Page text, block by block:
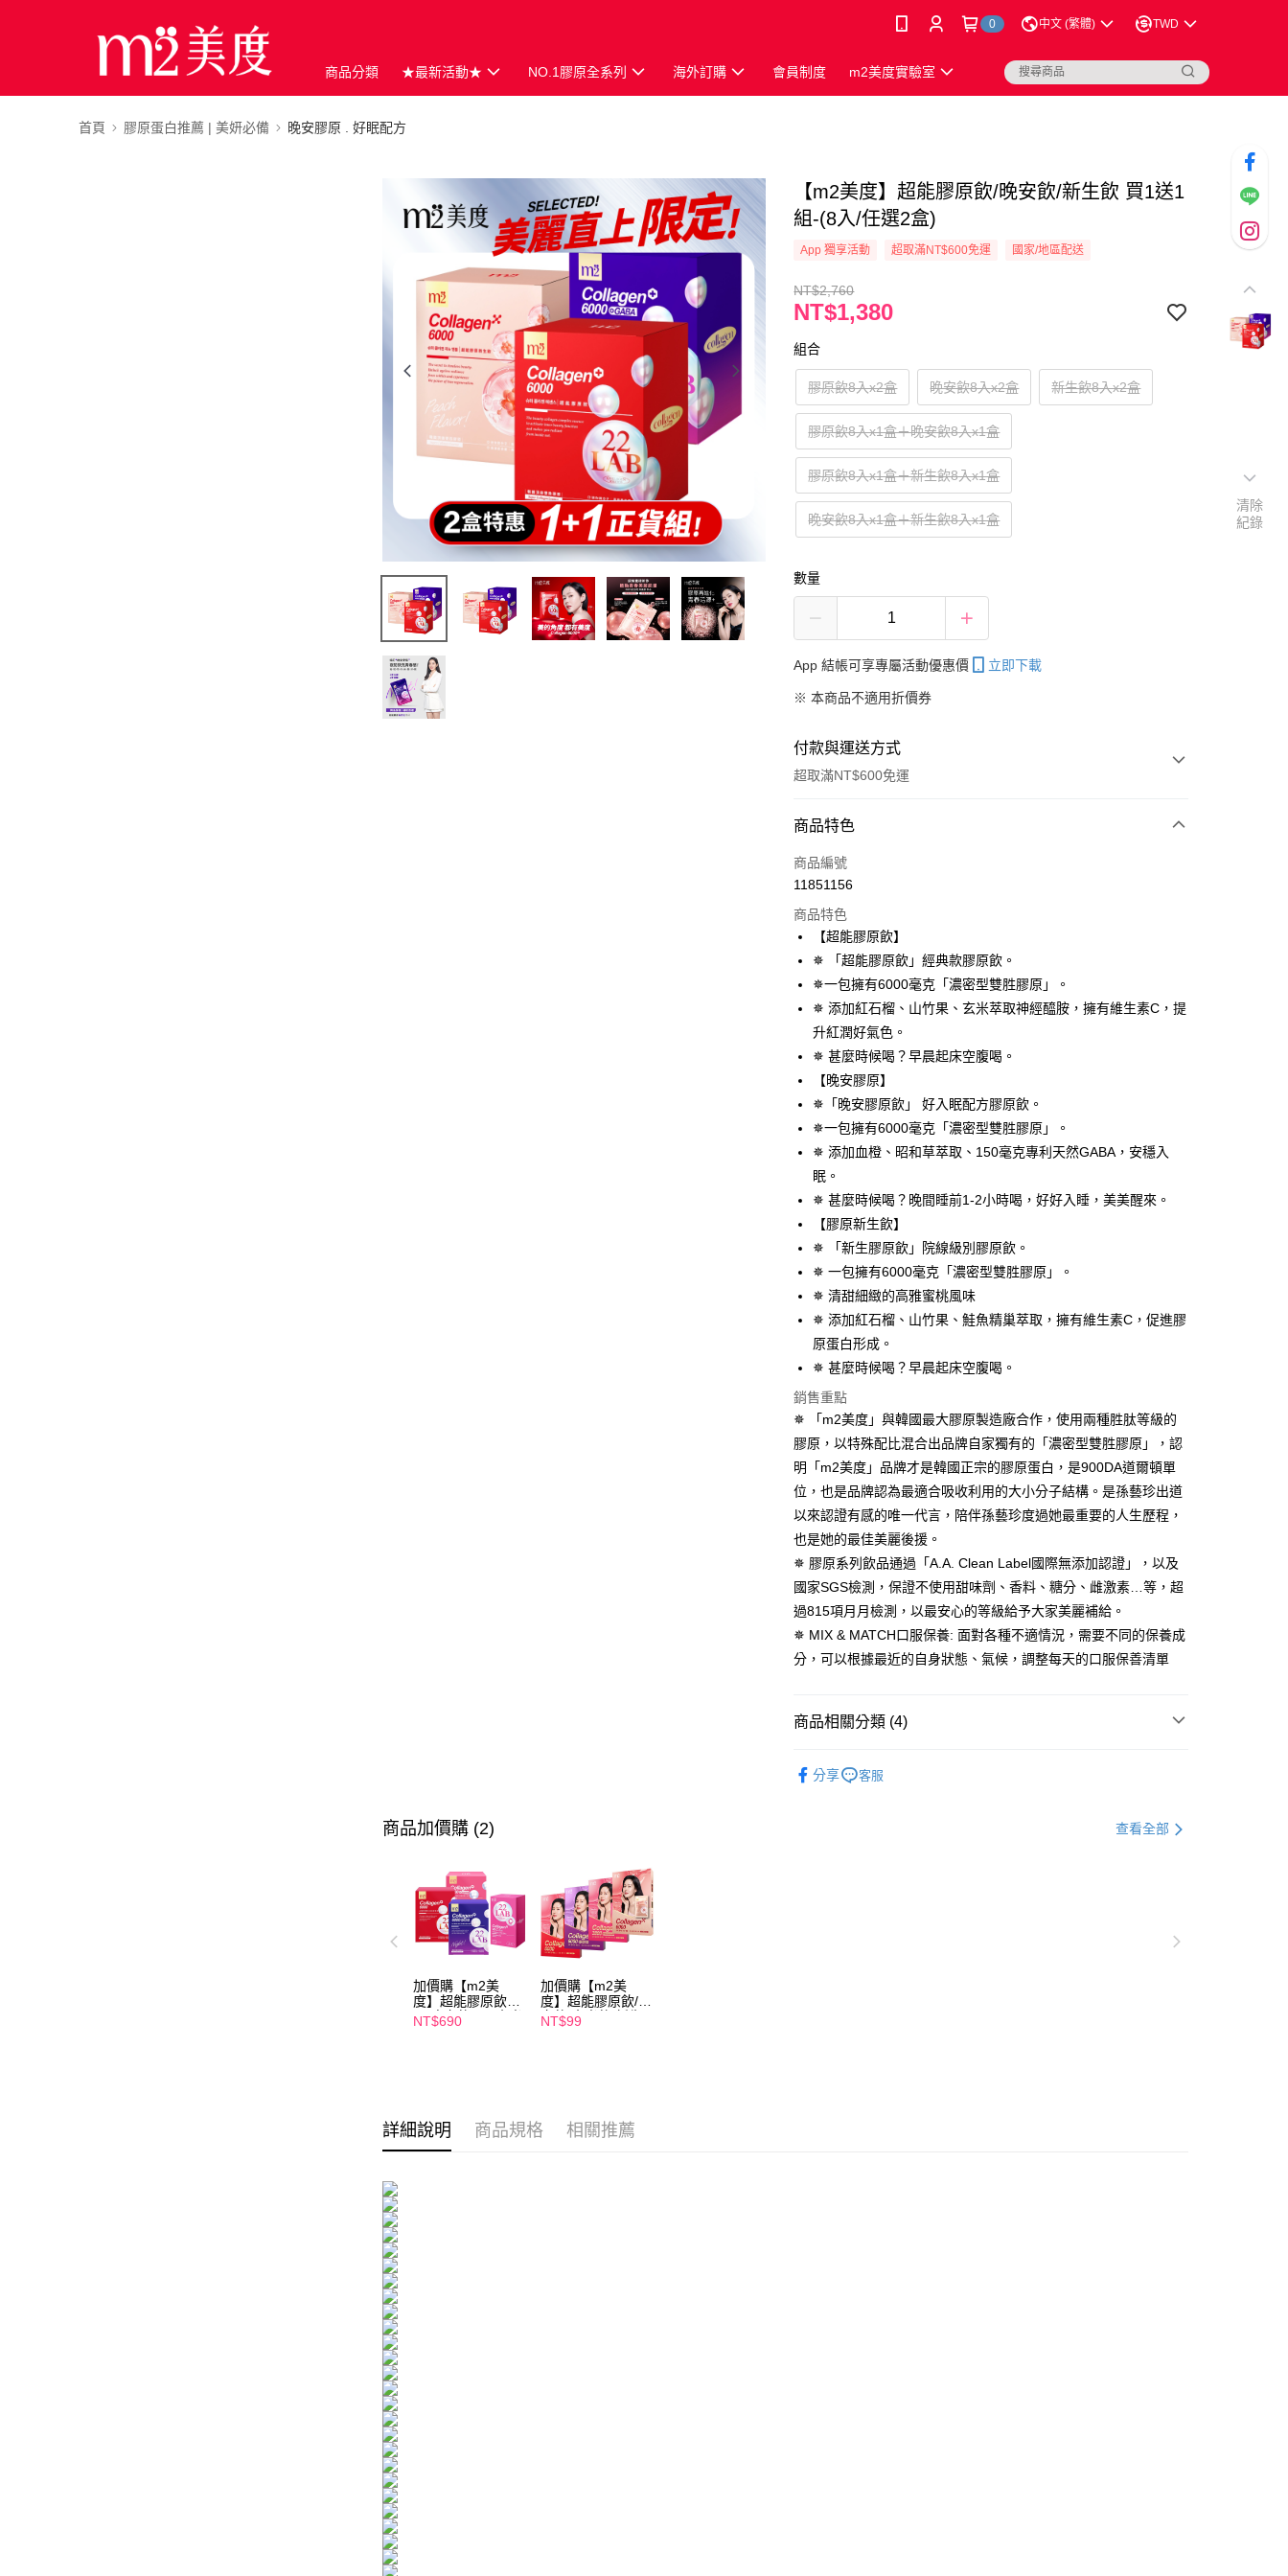
0 中文 (繁體) TWD
商品分類 ★最新活動★ NO.1膠原全系列 海外訂購 會員制度 m2美度實驗室
首頁 膠原蛋白推薦 | 美妍必備 晚安膠原 . 好眠配方
【m2美度】超能膠原飲/晚安飲/新生飲 買1送1
組-(8入/任選2盒)
App 獨享活動 超取滿NT$600免運 國家/地區配送
NT$2,760
NT$1,380
組合
膠原飲8入x2盒 晚安飲8入x2盒 新生飲8入x2盒
膠原飲8入x1盒＋晚安飲8入x1盒
膠原飲8入x1盒＋新生飲8入x1盒
晚安飲8入x1盒＋新生飲8入x1盒
數量
App 結帳可享專屬活動優惠價 立即下載
※ 本商品不適用折價券
付款與運送方式
超取滿NT$600免運
付款方式
信用卡一次付款
LINE Pay
Apple Pay
街口支付
悠遊付
大哥付你分期
相關說明
【大哥付你分期使用說明】
1.本服務由台灣大哥大提供，台灣大哥大用戶可立即使用無須另外申請。
2.付款方式選擇「大哥付你分期」，訂單成立後會自動跳轉到大哥付的交易
完成交易。
3.實際核准額度、可分期數及費用金額請依後續交易確認頁面所載為準。
4.訂單成立30分鐘內，如未前往確認交易或遇審核未通過，訂單將自動取
消。如遇「轉專審核」未通過狀況，表示未達大哥付你分期系統評分，恕
無法說明評估內容。
【繳款方式說明】
1.分期款項不併入電信帳單，「大哥付你分期」於每月結算日後寄送繳費提
醒簡訊。
2.透過簡訊連結打開帳單後，可選擇「超商條碼／台灣大直營門市／銀行轉
帳／街口支付／iPASS MONEY」等通路繳費。
【注意事項】
1.本服務係由「台灣大哥大股份有限公司」（以下簡稱本公司）所提供，讓
用戶於交易時，得透過本服務購買商品或服務，並由商店將買賣／分期付
款買賣價金債權讓與本公司後，依約使用本公司帳單繳交帳款。
2.基於同意付款使用「大哥付你分期」之契約關係目的，商店將以您的個人
資料（包含姓名、電話或地址）提供予台灣大哥大進項蒐集、處理及利
用，由本公司與您本人進行分期帳單所需資料之確認、核對及更正。
3.完整用戶服務條款，請詳閱以下連結：https://oppay.tw/userRule
AFTEE先享後付
相關說明
【關於「AFTEE先享後付」】
AFTEE先享後付是「在收到商品之後才付款」的支付方式。 讓您購物簡單
便利好安心！
１．簡單：不需註冊會員、不需綁卡、不需儲值。
２．便利：只要手機號碼，簡訊認證，即可結帳。
３．安心：先確認商品／服務後，再付款。
【「AFTEE先享後付」結帳流程】
付」結帳頁面，進行簡訊認證並確認金額後，即可完成結帳。
２．訂單成立數日內，您將收到繳費通知簡訊。
３．收到繳費通知簡訊後14天內，點擊此簡訊中的連結，可透過四大超商
／ATM／網路銀行／等多元方式進行付款，方視為交易完成。
※ 請注意：結帳手續完成當下不需立刻繳費，但若您需要取消訂單，請聯
絡購買商品的店家。未經商家同意取消之訂單仍視為有效，需透過AFTEE
先享後付繳納相關費用。
※ 交易是否成功請以「AFTEE先享後付 」之結帳頁面顯示為準，若有關於
是否繳費成功／繳費後需取消欲退款等相關疑問，請聯繫「AFTEE先享後
【注意事項】
１．透過由恩沛科技股份有限公司提供之「AFTEE先享後付」服務完成之
交易，需依本服務之必要範圍內提供個人資料，並將交易相關給付款項請
求債權轉讓予恩沛科技股份有限公司。
２．關於個人資料處理事宜，請瀏覽以下網址：
３．未成年的使用者請事先徵得法定代理人或監護人之同意方可使用
「AFTEE先享後付」，若未經同意申辦者引起之損失，本公司不負相關責
任。
４．使用「AFTEE先享後付」時，將依據個別帳號之用戶狀況，依本公司
５．嚴禁一人註冊多個帳號或使用他人資訊註冊。若發現惡意使用之情
ATM付款
運送方式
全家取貨付款
每筆NT$100，滿NT$600(含以上)免運費
付款後全家取貨
每筆NT$100，滿NT$600(含以上)免運費
萊爾富取貨付款
每筆NT$100，滿NT$600(含以上)免運費
付款後萊爾富取貨
每筆NT$100，滿NT$600(含以上)免運費
7-11取貨付款
付款後7-11取貨
每筆NT$100，滿NT$600(含以上)免運費
宅配
宅配(離島)
海外配送
商品特色
商品編號
11851156
商品特色
【超能膠原飲】
✵ 「超能膠原飲」經典款膠原飲。
✵一包擁有6000毫克「濃密型雙胜膠原」。
✵ 添加紅石榴、山竹果、玄米萃取神經醯胺，擁有維生素C，提
升紅潤好氣色。
✵ 甚麼時候喝？早晨起床空腹喝。
【晚安膠原】
✵「晚安膠原飲」 好入眠配方膠原飲。
✵一包擁有6000毫克「濃密型雙胜膠原」。
✵ 添加血橙、昭和草萃取、150毫克專利天然GABA，安穩入
眠。
✵ 甚麼時候喝？晚間睡前1-2小時喝，好好入睡，美美醒來。
【膠原新生飲】
✵ 「新生膠原飲」院線級別膠原飲。
✵ 一包擁有6000毫克「濃密型雙胜膠原」。
✵ 清甜細緻的高雅蜜桃風味
✵ 添加紅石榴、山竹果、鮭魚精巢萃取，擁有維生素C，促進膠
原蛋白形成。
✵ 甚麼時候喝？早晨起床空腹喝。
銷售重點
✵ 「m2美度」與韓國最大膠原製造廠合作，使用兩種胜肽等級的
膠原，以特殊配比混合出品牌自家獨有的「濃密型雙胜膠原」，認
明「m2美度」品牌才是韓國正宗的膠原蛋白，是900DA道爾頓單
位，也是品牌認為最適合吸收利用的大小分子結構。是孫藝珍出道
以來認證有感的唯一代言，陪伴孫藝珍度過她最重要的人生歷程，
也是她的最佳美麗後援。
✵ 膠原系列飲品通過「A.A. Clean Label國際無添加認證」，以及
國家SGS檢測，保證不使用甜味劑、香料、糖分、雌激素…等，超
過815項月月檢測，以最安心的等級給予大家美麗補給。
✵ MIX & MATCH口服保養: 面對各種不適情況，需要不同的保養成
分，可以根據最近的自身狀態、氣候，調整每天的口服保善清單
商品相關分類 (4)
分享 客服
商品加價購 (2) 查看全部
加價購【m2美
度】超能膠原飲4
入/晚安飲4入/水光
飲4入/新生飲4入
NT$690
加價購【m2美
度】超能膠原飲/晚
安飲/水光飲/新生
飲 -(1入/任選1盒)
NT$99
詳細說明 商品規格 相關推薦
清除
紀錄